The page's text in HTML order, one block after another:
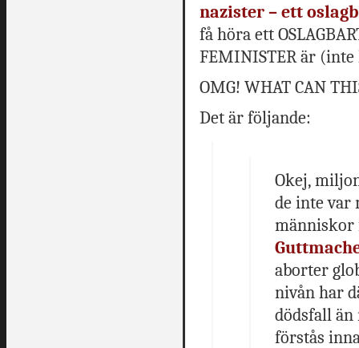
nazister – ett
få höra ett
FEMINISTER är (inte
OMG! WHAT CAN
Det är följande:
Okej,
de inte var
människor
aborter
nivån har
dödsfall än
förstås